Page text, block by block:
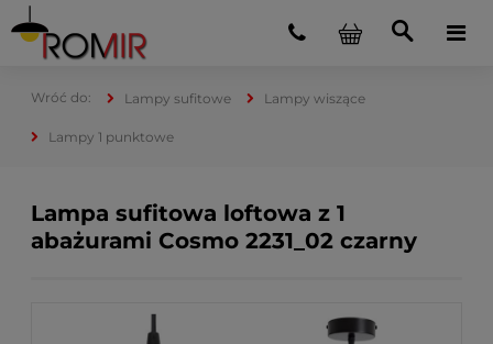
Lampy sufitowe Lampy wiszące
Lampy 1 punktowe
Lampa sufitowa loftowa z 1
abażurami Cosmo 2231_02 czarny